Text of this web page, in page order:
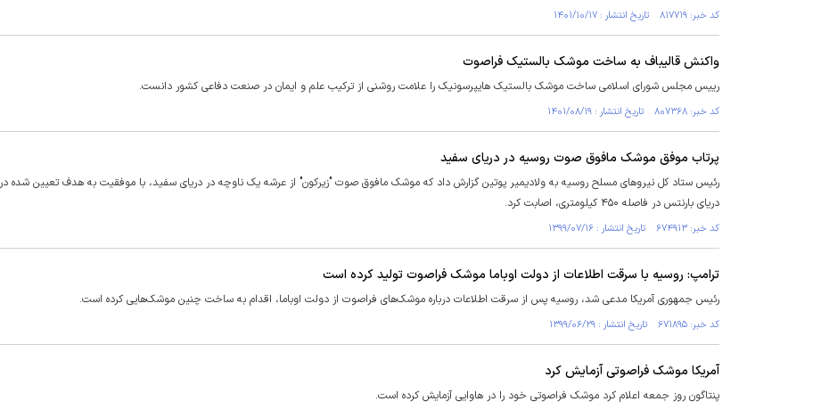
کد خبر: ۸۱۷۷۱۹ تاریخ انتشار : ۱۴۰۱/۱۰/۱۷
واکنش قالیباف به ساخت موشک بالستیک فراصوت
رییس مجلس شورای اسلامی ساخت موشک بالستیک هایپرسونیک را علامت روشنی از ترکیب علم و ایمان در صنعت دفاعی کشور دانست.
کد خبر: ۸۰۷۳۶۸ تاریخ انتشار : ۱۴۰۱/۰۸/۱۹
پرتاب موفق موشک مافوق صوت روسیه در دریای سفید
رئیس ستاد کل نیروهای مسلح روسیه به ولادیمیر پوتین گزارش داد که موشک مافوق صوت "زیرکون" از عرشه یک ناوچه در دریای سفید، با موفقیت به هدف تعیین شده در
دریای بارنتس در فاصله ۴۵۰ کیلومتری، اصابت کرد.
کد خبر: ۶۷۴۹۱۳ تاریخ انتشار : ۱۳۹۹/۰۷/۱۶
ترامپ: روسیه با سرقت اطلاعات از دولت اوباما موشک فراصوت تولید کرده است
رئیس جمهوری آمریکا مدعی شد، روسیه پس از سرقت اطلاعات درباره موشک‌های فراصوت از دولت اوباما، اقدام به ساخت چنین موشک‌هایی کرده است.
کد خبر: ۶۷۱۸۹۵ تاریخ انتشار : ۱۳۹۹/۰۶/۲۹
آمریکا موشک فراصوتی آزمایش کرد
پنتاگون روز جمعه اعلام کرد موشک فراصوتی خود را در هاوایی آزمایش کرده است.